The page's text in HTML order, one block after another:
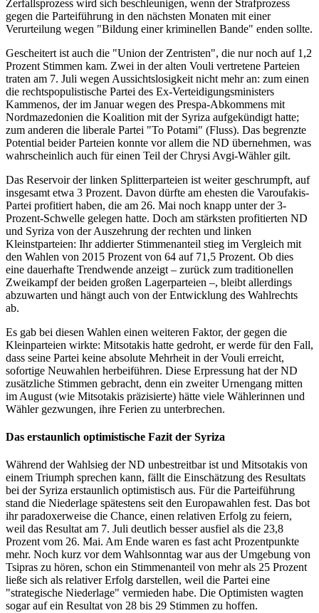
Zerfallsprozess wird sich beschleunigen, wenn der Strafprozess
gegen die Parteiführung in den nächsten Monaten mit einer
Verurteilung wegen "Bildung einer kriminellen Bande" enden sollte.
Gescheitert ist auch die "Union der Zentristen", die nur noch auf 1,2
Prozent Stimmen kam. Zwei in der alten Vouli vertretene Parteien
traten am 7. Juli wegen Aussichtslosigkeit nicht mehr an: zum einen
die rechtspopulistische Partei des Ex-Verteidigungsministers
Kammenos, der im Januar wegen des Prespa-Abkommens mit
Nordmazedonien die Koalition mit der Syriza aufgekündigt hatte;
zum anderen die liberale Partei "To Potami" (Fluss). Das begrenzte
Potential beider Parteien konnte vor allem die ND übernehmen, was
wahrscheinlich auch für einen Teil der Chrysi Avgi-Wähler gilt.
Das Reservoir der linken Splitterparteien ist weiter geschrumpft, auf
insgesamt etwa 3 Prozent. Davon dürfte am ehesten die Varoufakis-
Partei profitiert haben, die am 26. Mai noch knapp unter der 3-
Prozent-Schwelle gelegen hatte. Doch am stärksten profitierten ND
und Syriza von der Auszehrung der rechten und linken
Kleinstparteien: Ihr addierter Stimmenanteil stieg im Vergleich mit
den Wahlen von 2015 Prozent von 64 auf 71,5 Prozent. Ob dies
eine dauerhafte Trendwende anzeigt – zurück zum traditionellen
Zweikampf der beiden großen Lagerparteien –, bleibt allerdings
abzuwarten und hängt auch von der Entwicklung des Wahlrechts
ab.
Es gab bei diesen Wahlen einen weiteren Faktor, der gegen die
Kleinparteien wirkte: Mitsotakis hatte gedroht, er werde für den Fall,
dass seine Partei keine absolute Mehrheit in der Vouli erreicht,
sofortige Neuwahlen herbeiführen. Diese Erpressung hat der ND
zusätzliche Stimmen gebracht, denn ein zweiter Urnengang mitten
im August (wie Mitsotakis präzisierte) hätte viele Wählerinnen und
Wähler gezwungen, ihre Ferien zu unterbrechen.
Das erstaunlich optimistische Fazit der Syriza
Während der Wahlsieg der ND unbestreitbar ist und Mitsotakis von
einem Triumph sprechen kann, fällt die Einschätzung des Resultats
bei der Syriza erstaunlich optimistisch aus. Für die Parteiführung
stand die Niederlage spätestens seit den Europawahlen fest. Das bot
ihr paradoxerweise die Chance, einen relativen Erfolg zu feiern,
weil das Resultat am 7. Juli deutlich besser ausfiel als die 23,8
Prozent vom 26. Mai. Am Ende waren es fast acht Prozentpunkte
mehr. Noch kurz vor dem Wahlsonntag war aus der Umgebung von
Tsipras zu hören, schon ein Stimmenanteil von mehr als 25 Prozent
ließe sich als relativer Erfolg darstellen, weil die Partei eine
"strategische Niederlage" vermieden habe. Die Optimisten wagten
sogar auf ein Resultat von 28 bis 29 Stimmen zu hoffen.